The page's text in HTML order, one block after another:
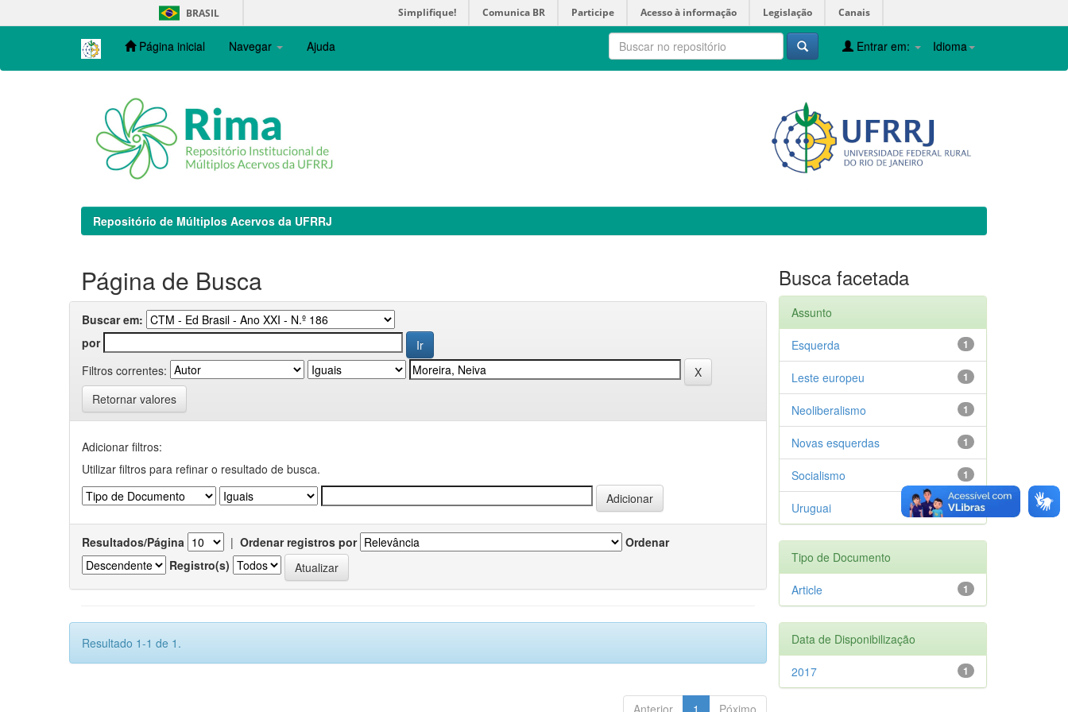
navigation
BRASIL Simplifique! Comunica BR Participe Acesso à informação Legislação Canais
Página inicial Navegar Ajuda Idioma
Entrar em:
Repositório de Múltiplos Acervos da UFRRJ
Página de Busca
Buscar em:
por
Filtros correntes:
Retornar valores
Adicionar filtros:
Utilizar filtros para refinar o resultado de busca.
Resultados/Página | Ordenar registros por
Ordenar
Registro(s)
Resultado 1-1 de 1.
Anterior 1 Póximo
Busca facetada
Assunto
1
Esquerda
1
Leste europeu
1
Neoliberalismo
1
Novas esquerdas
1
Socialismo
1
Uruguai
Tipo de Documento
1
Article
Data de Disponibilização
1
2017